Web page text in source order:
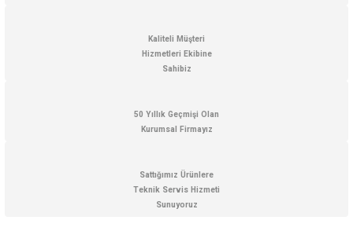
Gönder
Kaliteli Müşteri
Hizmetleri Ekibine
Sahibiz
50 Yıllık Geçmişi Olan
Kurumsal Firmayız
Sattığımız Ürünlere
Teknik Servis Hizmeti
Sunuyoruz